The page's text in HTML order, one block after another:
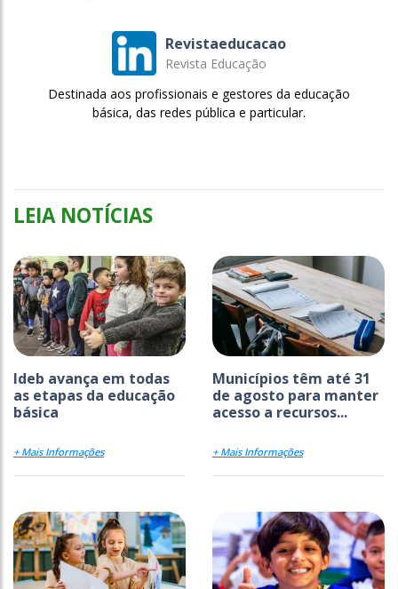
Revistaeducacao
Revista Educação
Destinada aos profissionais e gestores da educação
básica, das redes pública e particular.
LEIA NOTÍCIAS
Ideb avança em todas
as etapas da educação
básica
+ Mais Informações
Municípios têm até 31
de agosto para manter
acesso a recursos...
+ Mais Informações